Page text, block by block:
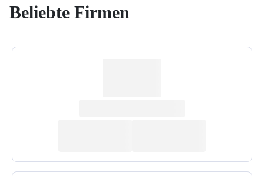
Beliebte Firmen